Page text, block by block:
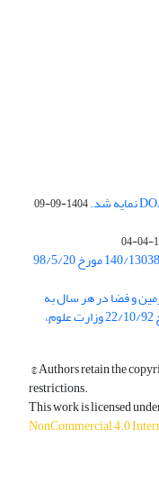
1404-09-09
فیزیک زمین و فضا در هر سال به
زبان انگلیسی در جلسه کار گروه علوم پایه مورخ 22/10/92 وزارت علوم،
© Authors retain the
restrictions.
This work is licensed
NonCommercial 4.0